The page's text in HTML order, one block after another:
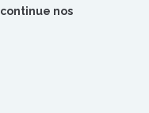
continue nos